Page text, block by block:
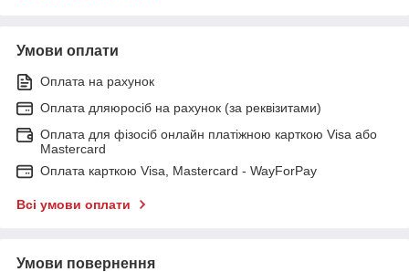
Умови оплати
Оплата на рахунок
Оплата дляюросіб на рахунок (за реквізитами)
Оплата для фізосіб онлайн платіжною карткою Visa або
Mastercard
Оплата карткою Visa, Mastercard - WayForPay
Всі умови оплати
Умови повернення